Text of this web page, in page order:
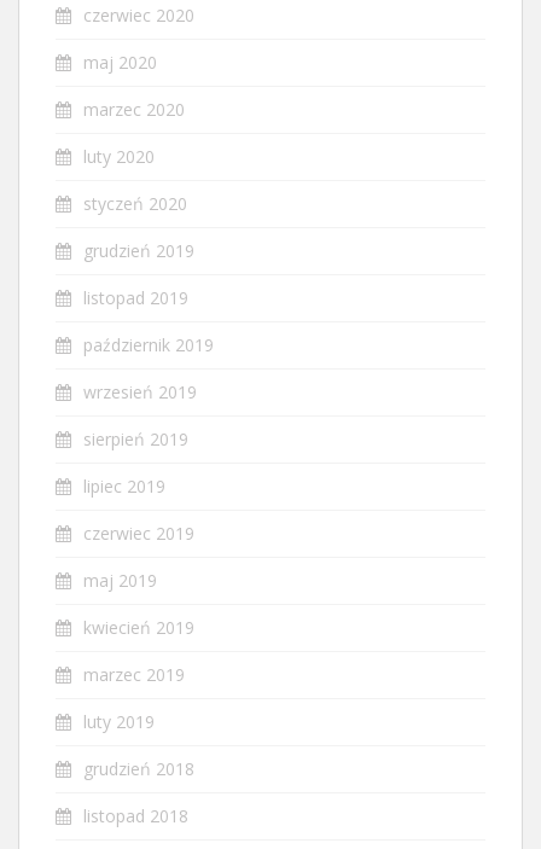
czerwiec 2020
maj 2020
marzec 2020
luty 2020
styczeń 2020
grudzień 2019
listopad 2019
październik 2019
wrzesień 2019
sierpień 2019
lipiec 2019
czerwiec 2019
maj 2019
kwiecień 2019
marzec 2019
luty 2019
grudzień 2018
listopad 2018